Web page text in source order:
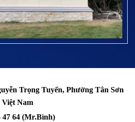
Trọng Tuyển, Phường Tân Sơn
Nam
47 64 (Mr.Bình)